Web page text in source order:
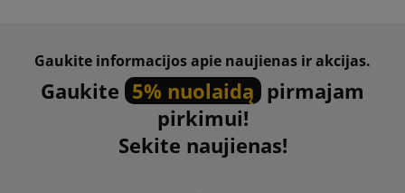
Gaukite informacijos apie naujienas ir akcijas.
Gaukite 5% nuolaidą pirmajam
pirkimui!
Sekite naujienas!